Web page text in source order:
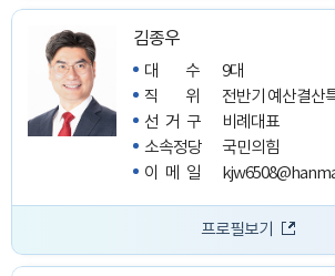
김종우
대수9대
직위전반기 예산결산
선거구
비례대표
소속정당
국민의힘
이메일
프로필보기